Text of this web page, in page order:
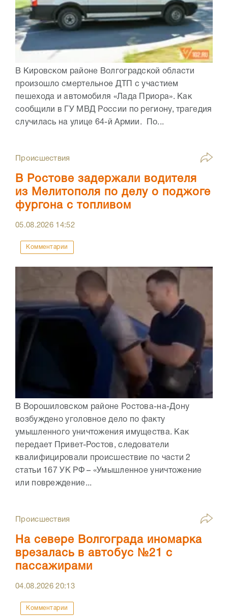
В Кировском районе Волгоградской области
произошло смертельное ДТП с участием
пешехода и автомобиля «Лада Приора». Как
сообщили в ГУ МВД России по региону, трагедия
случилась на улице 64-й Армии. По...
Происшествия
В Ростове задержали водителя
из Мелитополя по делу о поджоге
фургона с топливом
05.08.2026 14:52
Комментарии
В Ворошиловском районе Ростова-на-Дону
возбуждено уголовное дело по факту
умышленного уничтожения имущества. Как
передает Привет-Ростов, следователи
квалифицировали происшествие по части 2
статьи 167 УК РФ – «Умышленное уничтожение
или повреждение...
Происшествия
На севере Волгограда иномарка
врезалась в автобус №21 с
пассажирами
04.08.202620:13
Комментарии